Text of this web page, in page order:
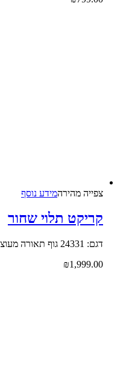
צפייה‬ ‫מהירה‬מידע נוסף
קריקט תלוי שחור
דגם: 24331 גוף תאורה מעוצב לחלל הבית
₪1,999.00